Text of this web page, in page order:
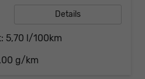
Details
5,70 l/100km
g/km